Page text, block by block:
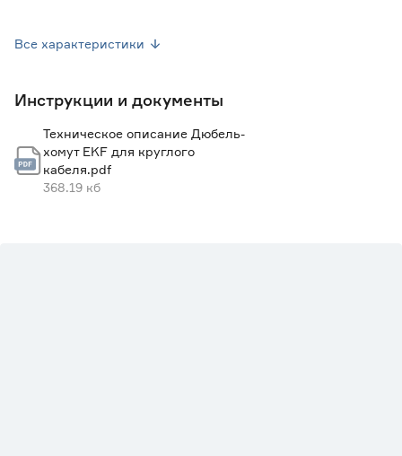
Все характеристики
Инструкции и документы
Техническое описание Дюбель-
хомут EKF для круглого
кабеля.pdf
368.19 кб